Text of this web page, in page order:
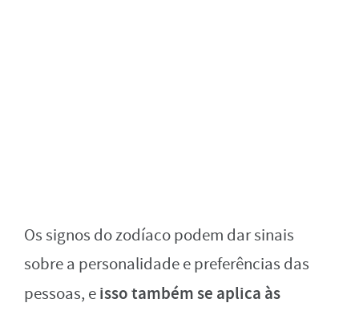
Os signos do zodíaco podem dar sinais
sobre a personalidade e preferências das
pessoas, eisso também se aplica às